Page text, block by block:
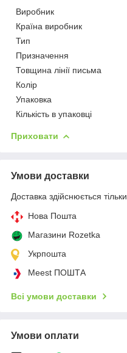
Виробник
Країна виробник
Тип
Призначення
Товщина лінії письма
Колір
Упаковка
Кількість в упаковці
Приховати
Умови доставки
Доставка здійснюється
Нова Пошта
Магазини Rozetka
Укрпошта
Meest ПОШТА
Всі умови доставки
Умови оплати